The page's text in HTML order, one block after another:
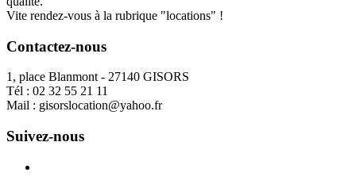
Vite rendez-vous à la rubrique "locations" !
Contactez-nous
1, place Blanmont - 27140 GISORS
Tél : 02 32 55 21 11
Mail : gisorslocation@yahoo.fr
Suivez-nous